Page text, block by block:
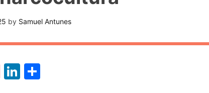
by Samuel Antunes
Pi Li